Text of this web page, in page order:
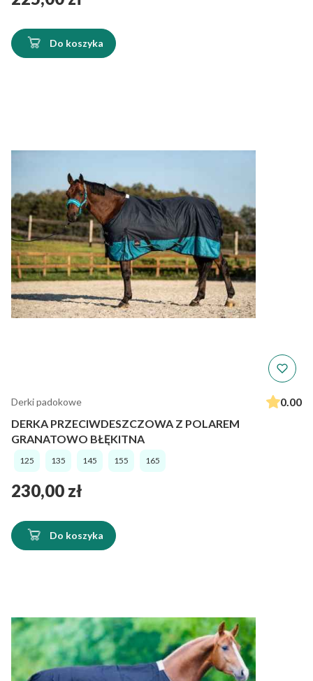
Do koszyka
Derki padokowe
0.00
DERKA PRZECIWDESZCZOWA Z POLAREM
GRANATOWO BŁĘKITNA
125 135 145 155 165
Cena
230,00 zł
Do koszyka